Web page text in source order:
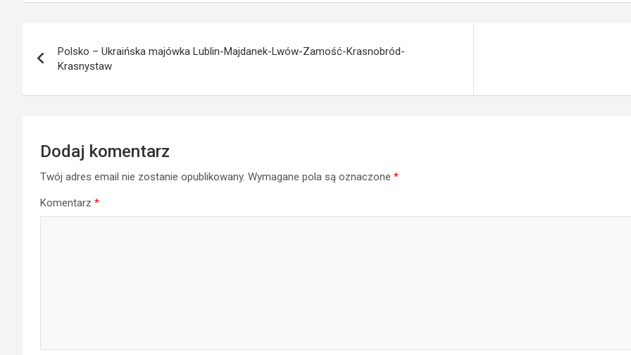
wpisu
Polsko – Ukraińska majówka Lublin-Majdanek-Lwów-Zamość-Krasnobród-
Krasnystaw
Dodaj komentarz
Twój adres email nie zostanie opublikowany. Wymagane pola są oznaczone *
Komentarz *